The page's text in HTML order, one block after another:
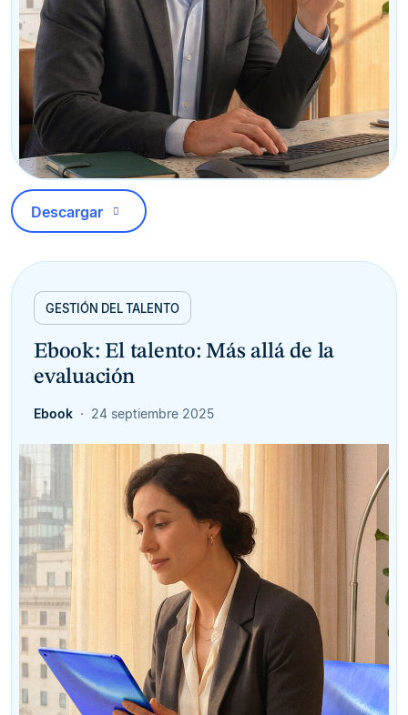
Descargar
GESTIÓN DEL TALENTO
Ebook: El talento: Más allá de la
evaluación
Ebook 24 septiembre 2025